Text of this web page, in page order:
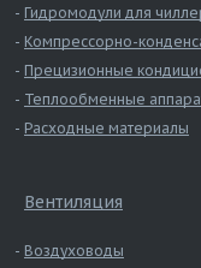
Гидромодули для
Компрессорно-
Прецизионные
Теплообменные
Расходные материалы
Вентиляция
Воздуховоды